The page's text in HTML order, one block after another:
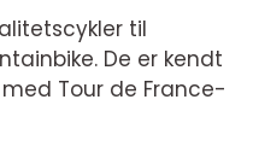
til
De er kendt
Tour de France-